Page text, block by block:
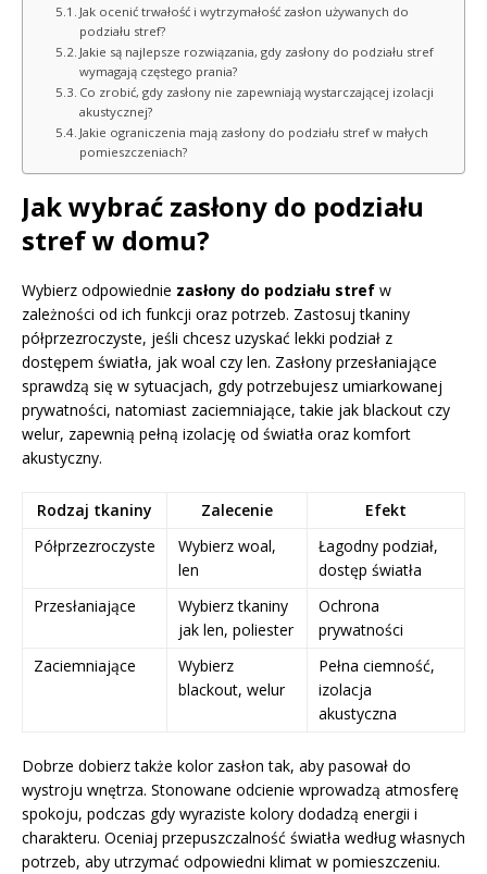
Jak ocenić trwałość i wytrzymałość zasłon używanych do
podziału stref?
Jakie są najlepsze rozwiązania, gdy zasłony do podziału stref
wymagają częstego prania?
Co zrobić, gdy zasłony nie zapewniają wystarczającej izolacji
akustycznej?
Jakie ograniczenia mają zasłony do podziału stref w małych
pomieszczeniach?
Jak wybrać zasłony do podziału
stref w domu?
Wybierz odpowiednie zasłony do podziału stref w
zależności od ich funkcji oraz potrzeb. Zastosuj tkaniny
półprzezroczyste, jeśli chcesz uzyskać lekki podział z
dostępem światła, jak woal czy len. Zasłony przesłaniające
sprawdzą się w sytuacjach, gdy potrzebujesz umiarkowanej
prywatności, natomiast zaciemniające, takie jak blackout czy
welur, zapewnią pełną izolację od światła oraz komfort
akustyczny.
Rodzaj tkaniny Zalecenie
Efekt
Półprzezroczyste
Wybierz woal,
len
Łagodny podział,
dostęp światła
Przesłaniające
Wybierz tkaniny
jak len, poliester
Ochrona
prywatności
Zaciemniające
Wybierz
blackout, welur
Pełna ciemność,
izolacja
akustyczna
Dobrze dobierz także kolor zasłon tak, aby pasował do
wystroju wnętrza. Stonowane odcienie wprowadzą atmosferę
spokoju, podczas gdy wyraziste kolory dodadzą energii i
charakteru. Oceniaj przepuszczalność światła według własnych
potrzeb, aby utrzymać odpowiedni klimat w pomieszczeniu.